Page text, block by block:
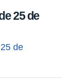
25 de
de